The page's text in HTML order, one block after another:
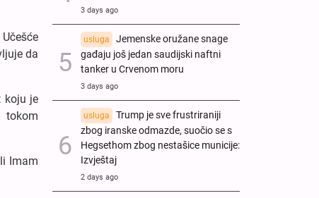
da
koju je
tokom
Imam
3 days ago
usluga
Jemenske oružane snage
gađaju još jedan saudijski naftni
tanker u Crvenom moru
3 days ago
usluga
Trump je sve frustriraniji
zbog iranske odmazde, suočio se s
Hegsethom zbog nestašice municije:
Izvještaj
2 days ago